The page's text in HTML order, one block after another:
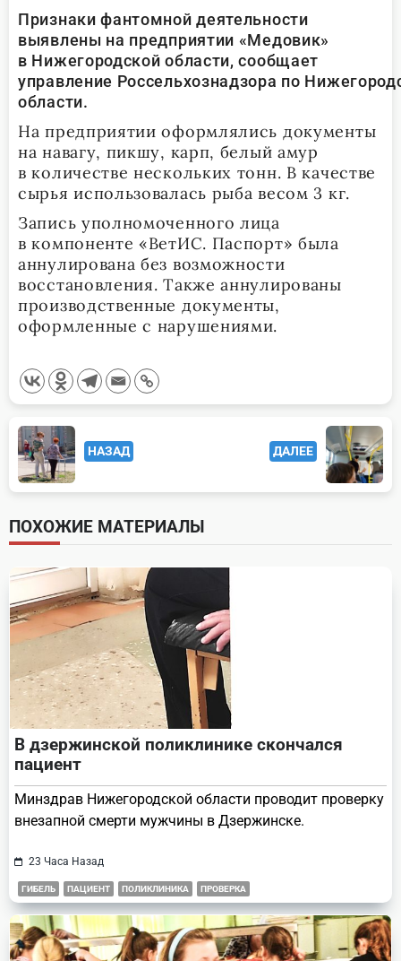
Признаки фантомной деятельности
выявлены на предприятии «Медовик»
в Нижегородской области, сообщает
управление Россельхознадзора по
области.
На предприятии оформлялись документы
на навагу, пикшу, карп, белый амур
в количестве нескольких тонн. В качестве
сырья использовалась рыба весом 3 кг.
Запись уполномоченного лица
в компоненте «ВетИС. Паспорт» была
аннулирована без возможности
восстановления. Также аннулированы
производственные документы,
оформленные с нарушениями.
<span
class="nav-
subtitle
screen-
reader-
text">Page</span>
НАЗАД ДАЛЕЕ
ПОХОЖИЕ МАТЕРИАЛЫ
В дзержинской поликлинике скончался
пациент
Минздрав Нижегородской области проводит проверку
внезапной смерти мужчины в Дзержинске.
23 Часа Назад
ГИБЕЛЬ ПАЦИЕНТ ПОЛИКЛИНИКА ПРОВЕРКА